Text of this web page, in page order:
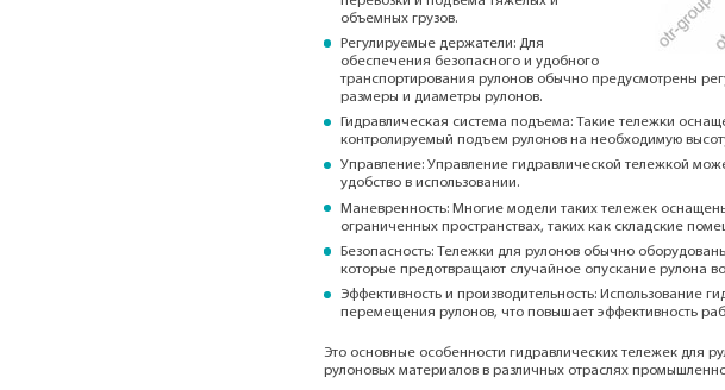
объемных грузов.
Регулируемые держатели: Для
обеспечения безопасного и удобного
транспортирования рулонов обычно предусмотрены
размеры и диаметры рулонов.
Гидравлическая система подъема: Такие тележки
контролируемый подъем рулонов на необходимую
Управление: Управление гидравлической тележкой
удобство в использовании.
Маневренность: Многие модели таких тележек
ограниченных пространствах, таких как складские
Безопасность: Тележки для рулонов обычно
которые предотвращают случайное опускание рулона
Эффективность и производительность: Использование
перемещения рулонов, что повышает эффективность
Это основные особенности гидравлических тележек для
рулоновых материалов в различных отраслях